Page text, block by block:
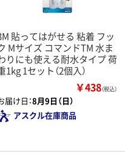
貼ってはがせる 粘着 フッ
Mサイズ コマンドTM 水ま
りにも使える耐水タイプ 荷
1kg 1セット（2個入）
￥438（税込）
届け日：8月9日（日）
アスクル在庫商品